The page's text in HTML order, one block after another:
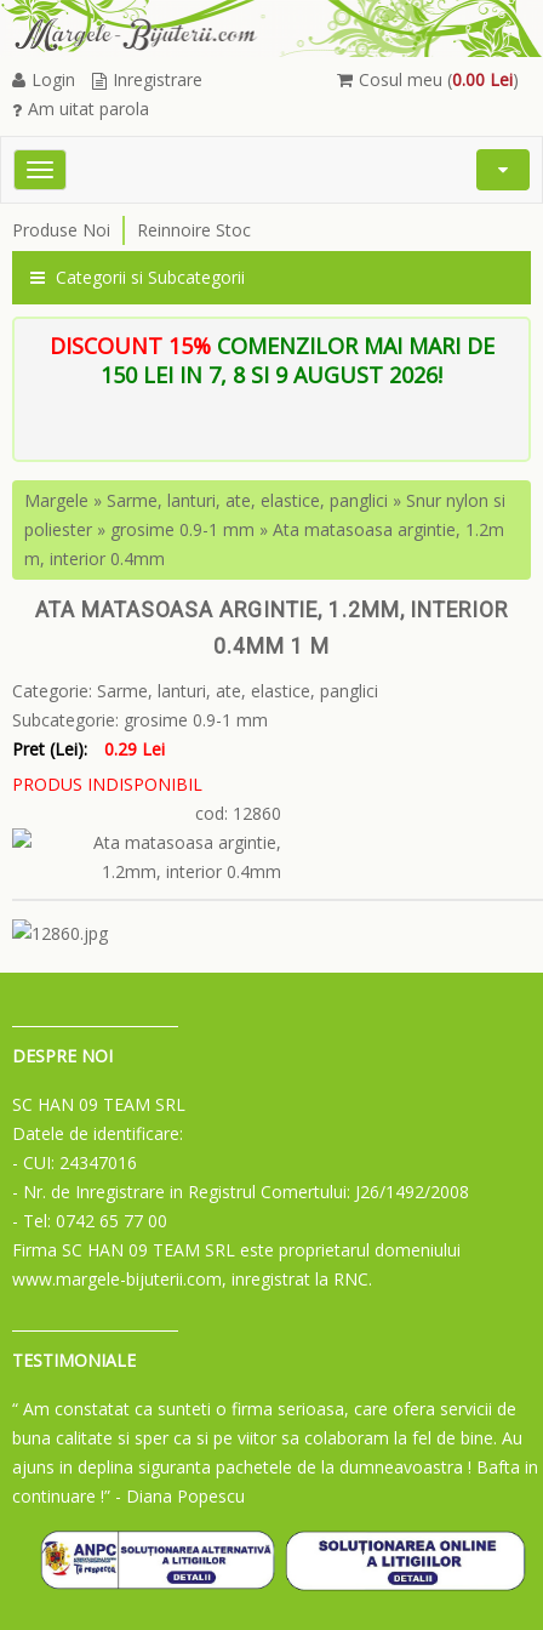
Cosul meu (0.00 Lei)
Login
Inregistrare
Am uitat parola
Toggle
Open
Produse Noi Reinnoire Stoc
Categorii si Subcategorii
DISCOUNT 15% COMENZILOR MAI MARI DE
150 LEI IN 7, 8 SI 9 AUGUST 2026!
Margele » Sarme, lanturi, ate, elastice, panglici » Snur nylon si
poliester » grosime 0.9-1 mm » Ata matasoasa argintie, 1.2m
m, interior 0.4mm
ATA MATASOASA ARGINTIE, 1.2MM, INTERIOR
0.4MM 1 M
Categorie: Sarme, lanturi, ate, elastice, panglici
Subcategorie: grosime 0.9-1 mm
Pret (Lei):
0.29 Lei
PRODUS INDISPONIBIL
cod: 12860
DESPRE NOI
SC HAN 09 TEAM SRL
Datele de identificare:
- CUI: 24347016
- Nr. de Inregistrare in Registrul Comertului: J26/1492/2008
- Tel: 0742 65 77 00
Firma SC HAN 09 TEAM SRL este proprietarul domeniului
www.margele-bijuterii.com, inregistrat la RNC.
TESTIMONIALE
“ Am constatat ca sunteti o firma serioasa, care ofera servicii de
buna calitate si sper ca si pe viitor sa colaboram la fel de bine. Au
ajuns in deplina siguranta pachetele de la dumneavoastra ! Bafta in
continuare !” - Diana Popescu